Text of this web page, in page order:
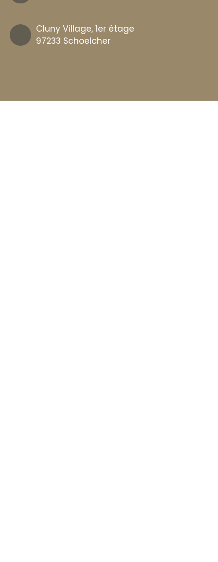
Cluny Village, 1er étage
97233 Schoelcher